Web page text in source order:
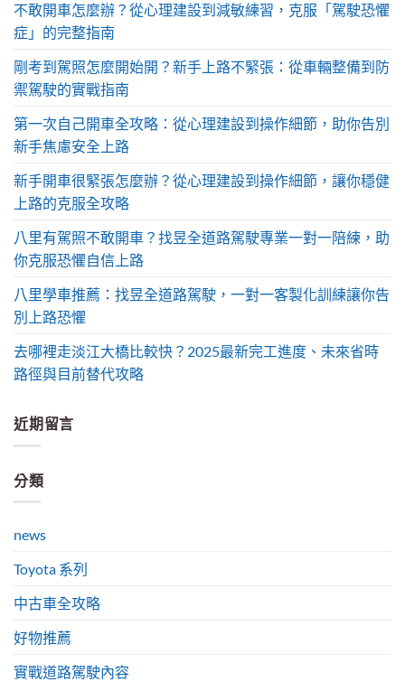
不敢開車怎麼辦？從心理建設到減敏練習，克服「駕駛恐懼
症」的完整指南
剛考到駕照怎麼開始開？新手上路不緊張：從車輛整備到防
禦駕駛的實戰指南
第一次自己開車全攻略：從心理建設到操作細節，助你告別
新手焦慮安全上路
新手開車很緊張怎麼辦？從心理建設到操作細節，讓你穩健
上路的克服全攻略
八里有駕照不敢開車？找昱全道路駕駛專業一對一陪練，助
你克服恐懼自信上路
八里學車推薦：找昱全道路駕駛，一對一客製化訓練讓你告
別上路恐懼
去哪裡走淡江大橋比較快？2025最新完工進度、未來省時
路徑與目前替代攻略
近期留言
分類
news
Toyota 系列
中古車全攻略
好物推薦
實戰道路駕駛內容